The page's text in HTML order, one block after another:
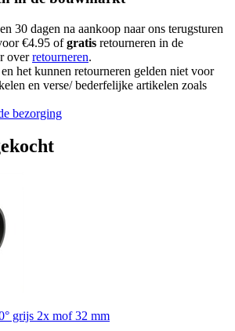
30 dagen na aankoop naar ons terugsturen
€4.95 ofgratis retourneren in de
overretourneren.
het kunnen retourneren gelden niet voor
en verse/ bederfelijke artikelen zoals
bezorging
grijs 2x mof 32 mm